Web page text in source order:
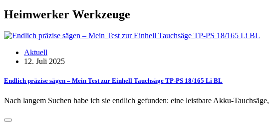
Heimwerker Werkzeuge
Aktuell
12. Juli 2025
Endlich präzise sägen – Mein Test zur Einhell Tauchsäge TP-PS 18/165 Li BL
Nach langem Suchen habe ich sie endlich gefunden: eine leistbare Akku-